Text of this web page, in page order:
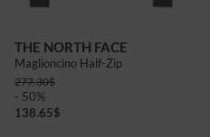
THE NORTH FACE
Maglioncino Half-Zip
277.30$
- 50%
138.65$